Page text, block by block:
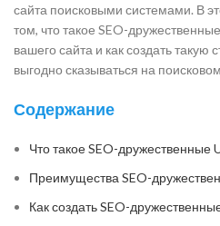
сайта поисковыми системами. В
том, что такое SEO-
вашего сайта и как создать такую
выгодно сказываться на
Содержание
Что такое SEO-дружественные
Преимущества SEO-
Как создать SEO-